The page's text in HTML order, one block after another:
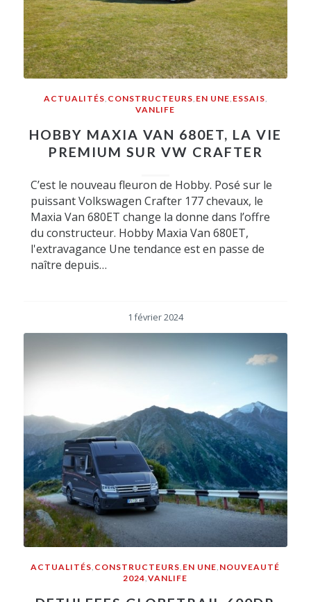
ACTUALITÉS, CONSTRUCTEURS, EN UNE, ESSAIS,
VANLIFE
HOBBY MAXIA VAN 680ET, LA VIE
PREMIUM SUR VW CRAFTER
C’est le nouveau fleuron de Hobby. Posé sur le
puissant Volkswagen Crafter 177 chevaux, le
Maxia Van 680ET change la donne dans l’offre
du constructeur. Hobby Maxia Van 680ET,
l'extravagance Une tendance est en passe de
naître depuis…
1 février 2024
ACTUALITÉS, CONSTRUCTEURS, EN UNE, NOUVEAUTÉ
2024,VANLIFE